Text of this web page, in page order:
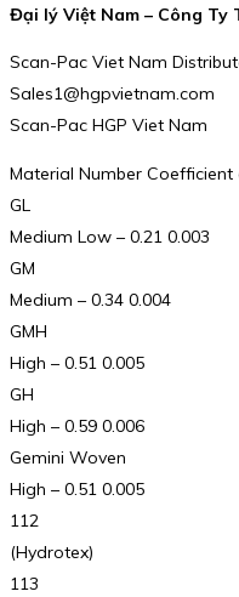
Đại lý Việt Nam – Công Ty
Scan-Pac Viet Nam
Sales1@hgpvietnam.com
Scan-Pac HGP Viet Nam
Material Number
GL
Medium Low – 0.21 0.003
GM
Medium – 0.34 0.004
GMH
High – 0.51 0.005
GH
High – 0.59 0.006
Gemini Woven
High – 0.51 0.005
112
(Hydrotex)
113